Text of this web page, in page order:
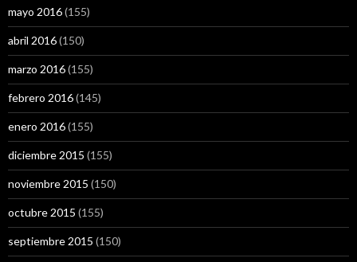
mayo 2016(155)
abril 2016(150)
marzo 2016(155)
febrero 2016(145)
enero 2016(155)
diciembre 2015 (155)
noviembre 2015 (150)
octubre 2015 (155)
septiembre 2015 (150)